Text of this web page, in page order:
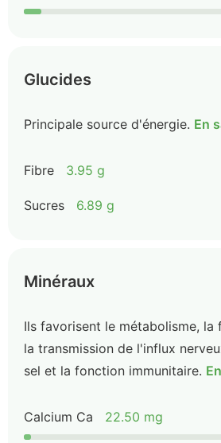
Glucides
Principale source d'énergie. En
Fibre 3.95 g
Sucres 6.89 g
Minéraux
Ils favorisent le métabolisme, la
la transmission de l'influx
sel et la fonction immunitaire.
Calcium Ca 22.50 mg